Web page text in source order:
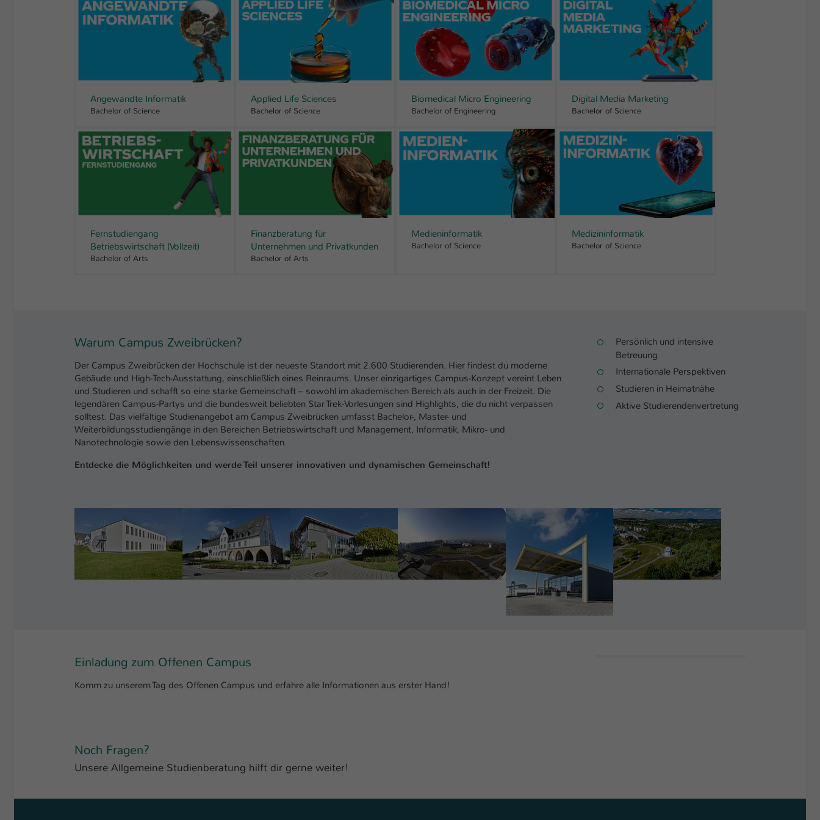
Angewandte Informatik
Bachelor of Science
Applied Life Sciences
Bachelor of Science
Biomedical Micro Engineering
Bachelor of Engineering
Digital Media Marketing
Bachelor of Science
Fernstudiengang
Betriebswirtschaft (Vollzeit)
Bachelor of Arts
Finanzberatung für
Unternehmen und Privatkunden
Bachelor of Arts
Medieninformatik
Bachelor of Science
Medizininformatik
Bachelor of Science
Warum Campus Zweibrücken?
Der Campus Zweibrücken der Hochschule ist der neueste Standort mit 2.600 Studierenden. Hier findest du moderne
Gebäude und High-Tech-Ausstattung, einschließlich eines Reinraums. Unser einzigartiges Campus-Konzept vereint Leben
und Studieren und schafft so eine starke Gemeinschaft – sowohl im akademischen Bereich als auch in der Freizeit. Die
legendären Campus-Partys und die bundesweit beliebten Star Trek-Vorlesungen sind Highlights, die du nicht verpassen
solltest. Das vielfältige Studienangebot am Campus Zweibrücken umfasst Bachelor-, Master- und
Weiterbildungsstudiengänge in den Bereichen Betriebswirtschaft und Management, Informatik, Mikro- und
Nanotechnologie sowie den Lebenswissenschaften.
Entdecke die Möglichkeiten und werde Teil unserer innovativen und dynamischen Gemeinschaft!
Persönlich und intensive
Betreuung
Internationale Perspektiven
Studieren in Heimatnähe
Aktive Studierendenvertretung
Show larger version Show larger version Show larger version Show larger version Show larger version
Einladung zum Offenen Campus
Komm zu unserem Tag des Offenen Campus und erfahre alle Informationen aus erster Hand!
Noch Fragen?
Unsere Allgemeine Studienberatung hilft dir gerne weiter!
Laufzeit 1 Tag
Zweck
Dieser Cookie teilt der Webseite mit, ob ein
Besucher im Typo3-Backend angemeldet ist und
Rechte besitzt diese zu verwalten.